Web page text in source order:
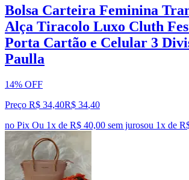
Bolsa Carteira Feminina
Alça Tiracolo Luxo Cluth
Porta Cartão e Celular 3
Paulla
14% OFF
Preço R$ 34,40R$ 34,40
no Pix Ou 1x de R$ 40,00 sem jurosou 1x de